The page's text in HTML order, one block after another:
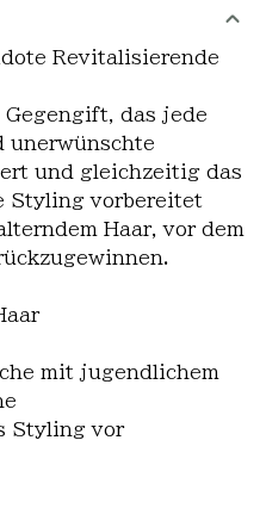
Revitalisierende
das jede
unerwünschte
und gleichzeitig das
Styling vorbereitet
Haar, vor dem
mit jugendlichem
Styling vor